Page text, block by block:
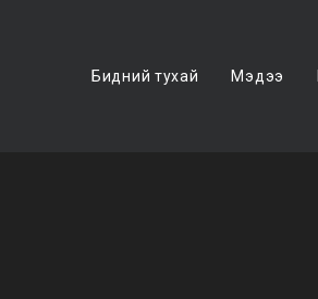
Бидний тухай Мэдээ